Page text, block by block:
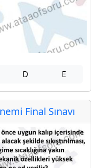
D E
Final Sınavı